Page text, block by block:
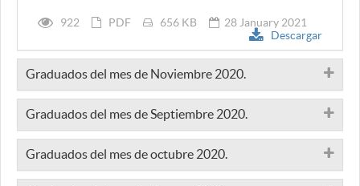
922 PDF 656 KB
28 January 2021
Descargar
Graduados del mes de Noviembre 2020.
Graduados del mes de Septiembre 2020.
Graduados del mes de octubre 2020.